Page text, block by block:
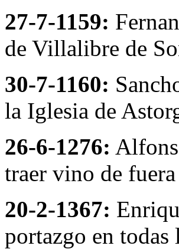
27-7-1159:
de Villalibre de
30-7-1160:
la Iglesia de
26-6-1276:
traer vino de
20-2-1367:
portazgo en